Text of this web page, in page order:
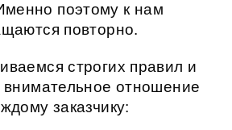
поэтому к нам
повторно.
строгих правил и
внимательное отношение
заказчику: